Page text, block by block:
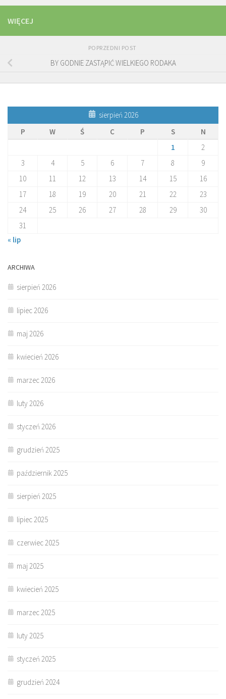
WIĘCEJ
POPRZEDNI POST
BY GODNIE ZASTĄPIĆ WIELKIEGO RODAKA
sierpień 2026
P
W Ś C P S
N
1
2
3
4 5 6 7 8
9
10
11 12 13 14 15
16
17
18 19 20 21 22
23
24
25 26 27 28 29
30
31
« lip
ARCHIWA
sierpień 2026
lipiec 2026
maj 2026
kwiecień 2026
marzec 2026
luty 2026
styczeń 2026
grudzień 2025
październik 2025
sierpień 2025
lipiec 2025
czerwiec 2025
maj 2025
kwiecień 2025
marzec 2025
luty 2025
styczeń 2025
grudzień 2024